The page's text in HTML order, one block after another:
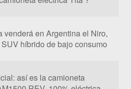
venderá en Argentina el Niro,
SUV híbrido de bajo consumo
así es la camioneta